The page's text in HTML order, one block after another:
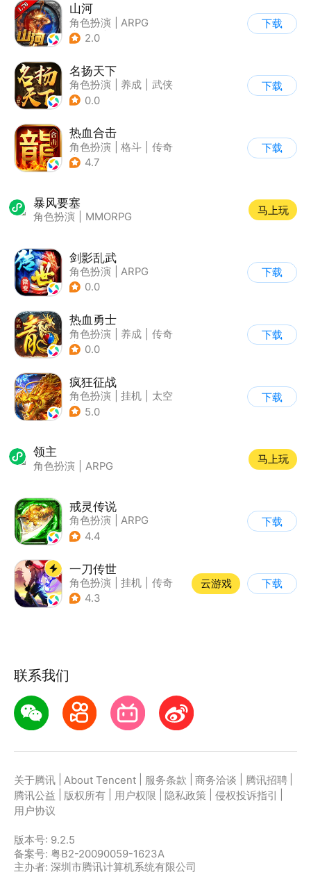
山河
角色扮演
ARPG
| 传奇
2.0
下载
名扬天下
角色扮演 养成
武侠
| 剧情
0.0
下载
热血合击
角色扮演 格斗
传奇
| 千人同屏
4.7
下载
暴风要塞
角色扮演 MMORPG
马上玩
剑影乱武
角色扮演
ARPG
| 传奇
0.0
下载
热血勇士
角色扮演 养成
传奇
| 热血
0.0
下载
疯狂征战
角色扮演 挂机
太空
| 自由交易
5.0
下载
领主
角色扮演 ARPG
马上玩
戒灵传说
角色扮演
ARPG
| 奇幻
4.4
下载
一刀传世
角色扮演 挂机
传奇
| 一刀传世
4.3
云游戏 下载
联系我们
关于腾讯 About Tencent 服务条款 商务洽谈 腾讯招聘
腾讯公益
版权所有 用户权限 隐私政策 侵权投诉指引
用户协议
版本号: 9.2.5
备案号: 粤B2-20090059-1623A
主办者: 深圳市腾讯计算机系统有限公司